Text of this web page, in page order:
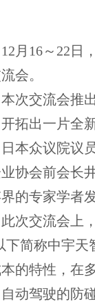
12月16～22日
会。
本次交流会推
拓出一片全
日本众议院议
协会前会长
的专家学者
此次交流会上
下简称中宇
的特性，在
自动驾驶的防